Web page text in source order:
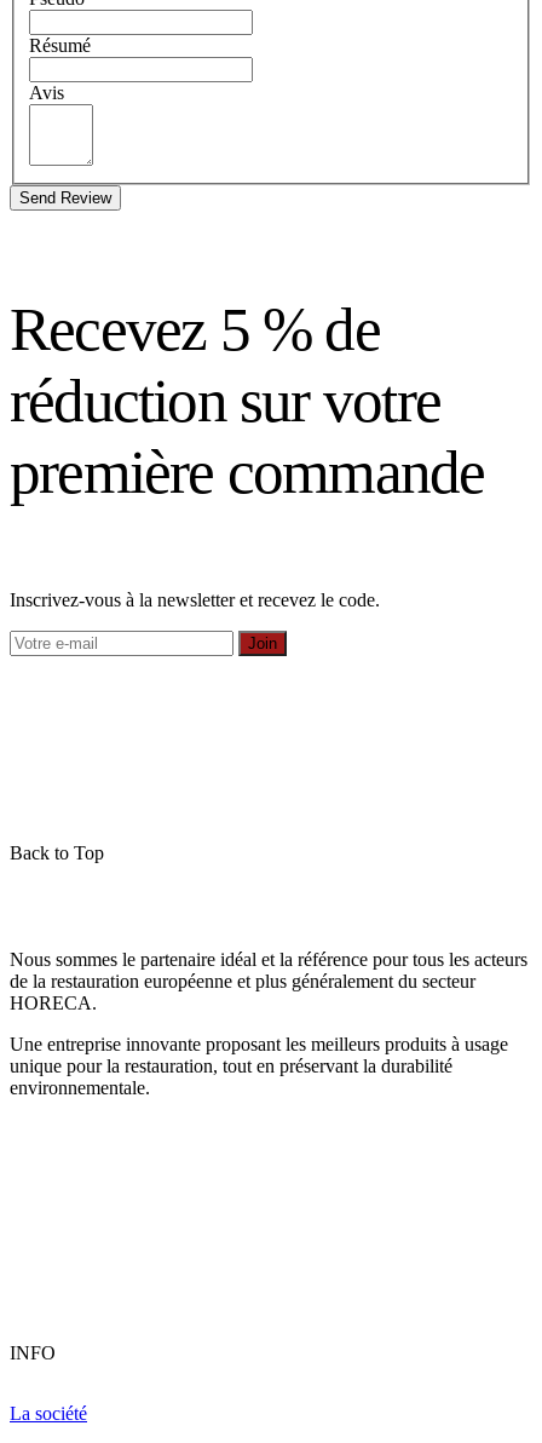
Résumé
Avis
Send Review
Recevez 5 % de
réduction sur votre
première commande
Inscrivez-vous à la newsletter et recevez le code.
Join
Back to Top
Nous sommes le partenaire idéal et la référence pour tous les acteurs
de la restauration européenne et plus généralement du secteur
HORECA.
Une entreprise innovante proposant les meilleurs produits à usage
unique pour la restauration, tout en préservant la durabilité
environnementale.
INFO
La société